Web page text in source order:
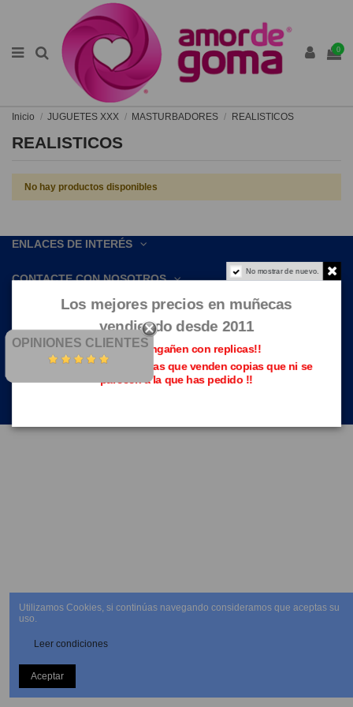
0
Inicio JUGUETES XXX MASTURBADORES REALISTICOS
REALISTICOS
No hay productos disponibles
ENLACES DE INTERÉS
CONTACTE CON NOSOTROS
OPINIONES CLIENTES
No mostrar de nuevo.
Los mejores precios en muñecas
vendiendo desde 2011
Que no te engañen con replicas!!
Evita las páginas piratas que venden copias que ni se
parecen a la que has pedido !!
Utilizamos Cookies, si continúas navegando consideramos que aceptas su
uso.
Leer condiciones
Aceptar